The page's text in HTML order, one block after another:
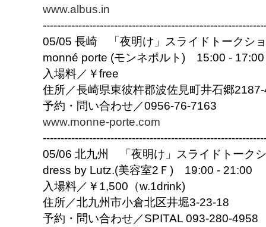
www.albus.in
------------------------------------------------------------
05/05 長崎 「夜明け」スライドトークシ
monné porte (モンネポルト) 15:00 - 17:00
入場料／￥free
住所／長崎県東彼杵郡波佐見町井石郷
予約・問い合わせ／0956-76-7163
www.monne-porte.com
------------------------------------------------------------
05/06 北九州 「夜明け」スライドトーク
dress by Lutz.(美容室2Ｆ) 19:00 - 21:00
入場料／￥1,500（w.1drink)
住所／北九州市小倉北区井堀3-23-18
予約・問い合わせ／SPITAL 093-280-4958